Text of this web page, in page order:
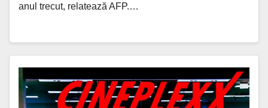
anul trecut, relatează AFP.…